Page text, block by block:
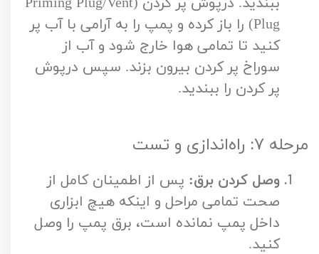
Plug) را باز کرده و پمپ را به آرامی با آب پر
کنید تا تمامی هوا خارج شود و آب از
سوراخ پر کردن بیرون بزند. سپس درپوش
پر کردن را ببندید.
مرحله ۷: راه‌اندازی و تست
وصل کردن برق: پس از اطمینان کامل از
صحت تمامی مراحل و اینکه هیچ ابزاری
داخل پمپ نمانده است، برق پمپ را وصل
کنید.